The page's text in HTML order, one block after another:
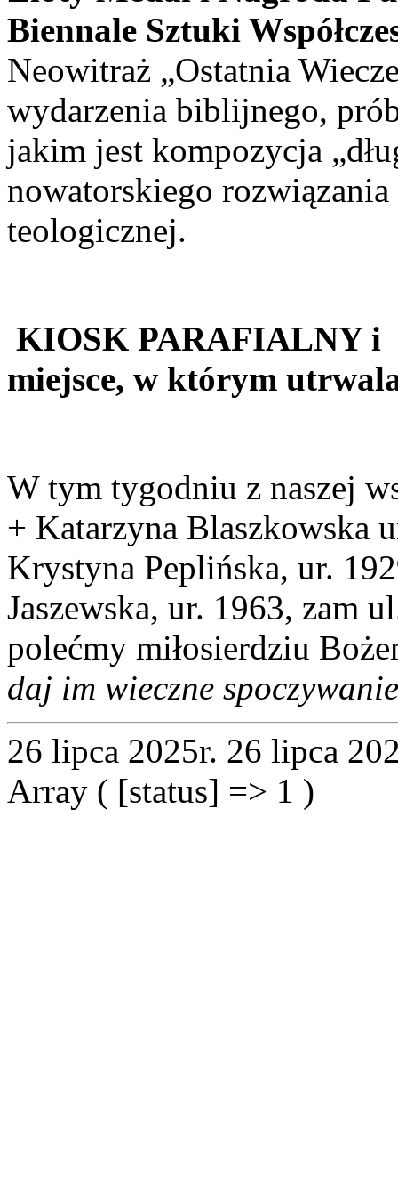
Biennale Sztuki
Neowitraż „Ostatnia
wydarzenia biblijnego,
jakim jest kompozycja
nowatorskiego
teologicznej.
KIOSK PARAFIALNY i
miejsce, w którym
W tym tygodniu z naszej
+ Katarzyna Blaszkowska
Krystyna Peplińska, ur.
Jaszewska, ur. 1963, zam
polećmy miłosierdziu
daj im wieczne
26 lipca 2025r. 26 lipca
Array ( [status] => 1 )